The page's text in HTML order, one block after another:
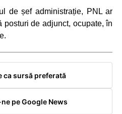
de șef administrație, PNL ar
posturi de adjunct, ocupate, în
ca sursă preferată
pe Google News